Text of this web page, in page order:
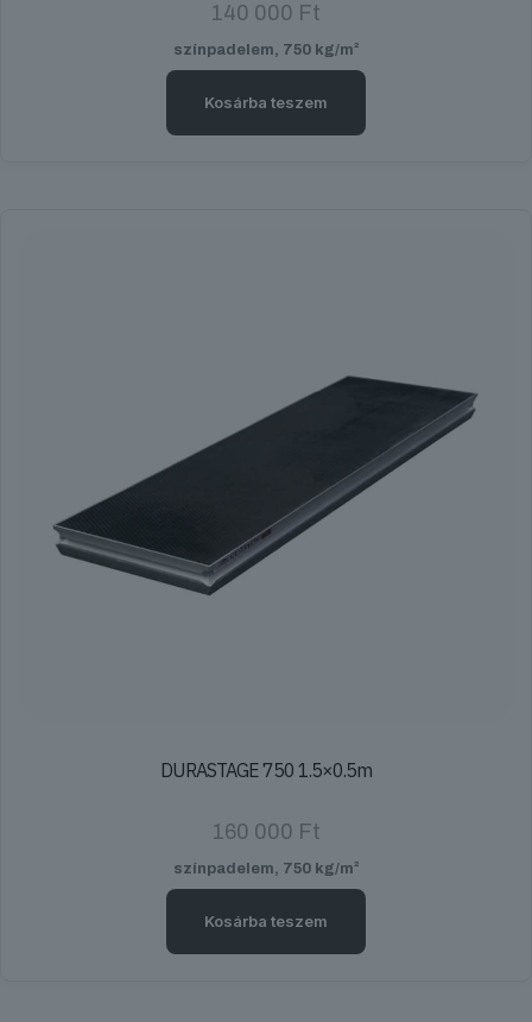
140 000 Ft
színpadelem, 750 kg/m²
Kosárba teszem
DURASTAGE 750 1.5×0.5m
160 000 Ft
színpadelem, 750 kg/m²
Kosárba teszem